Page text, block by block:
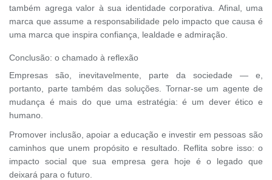
também agrega valor à sua identidade corporativa. Afinal, uma
marca que assume a responsabilidade pelo impacto que causa é
uma marca que inspira confiança, lealdade e admiração.
Conclusão: o chamado à reflexão
Empresas são, inevitavelmente, parte da sociedade — e,
portanto, parte também das soluções. Tornar-se um agente de
mudança é mais do que uma estratégia: é um dever ético e
humano.
Promover inclusão, apoiar a educação e investir em pessoas são
caminhos que unem propósito e resultado. Reflita sobre isso: o
impacto social que sua empresa gera hoje é o legado que
deixará para o futuro.